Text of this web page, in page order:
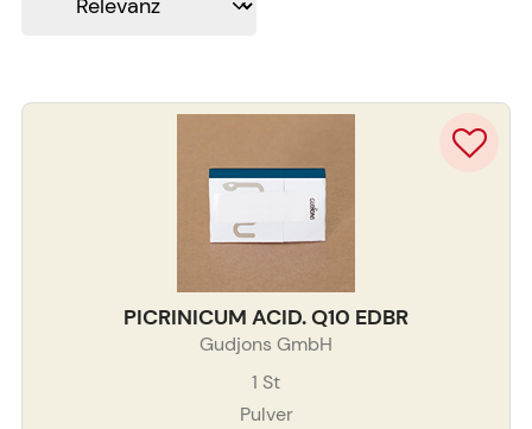
PICRINICUM ACID. Q10 EDBR
Gudjons GmbH
1 St
Pulver